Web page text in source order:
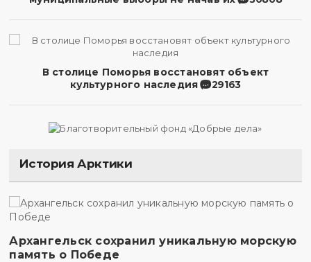
В столице Поморья восстановят объект
культурного наследия
29163
История Арктики
Архангельск сохранил уникальную морскую
память о Победе